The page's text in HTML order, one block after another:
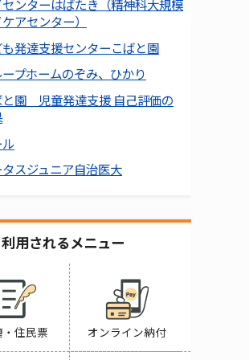
ンターはばたき（精神科大規模
アセンター）
も発達支援センターこばと園
プホームのぞみ、ひかり
と園 児童発達支援 自己評価の
タスジュニア自治医大
用されるメニュー
・住民票 オンライン納付